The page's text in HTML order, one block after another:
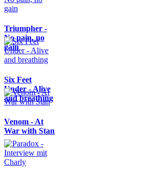
Triumpher -
No pain, no
gain
Six Feet
Under - Alive
and breathing
Venom - At
War with Stan